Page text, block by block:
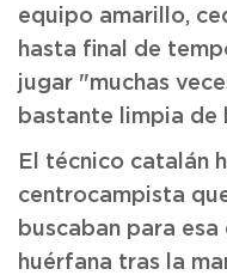
equipo amarillo,
hasta final de
jugar "muchas
bastante limpia de
El técnico catalán
centrocampista
buscaban para
huérfana tras la